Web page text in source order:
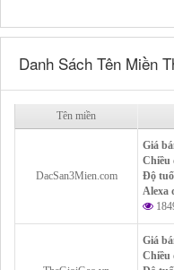
Danh Sách Tên Miền
Tên miền
DacSan3Mien.com
Giá
Chiều
Độ
Alexa
Giá
Chiều